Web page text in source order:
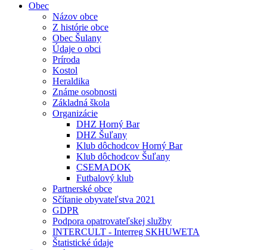
Obec
Názov obce
Z histórie obce
Obec Šulany
Údaje o obci
Príroda
Kostol
Heraldika
Známe osobnosti
Základná škola
Organizácie
DHZ Horný Bar
DHZ Šuľany
Klub dôchodcov Horný Bar
Klub dôchodcov Šuľany
CSEMADOK
Futbalový klub
Partnerské obce
Sčítanie obyvateľstva 2021
GDPR
Podpora opatrovateľskej služby
INTERCULT - Interreg SKHUWETA
Štatistické údaje